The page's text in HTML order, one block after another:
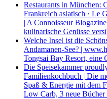
Restaurants in München:
Frankreich asiatisch · Le
| A Connoisseur Blogazine
kulinarische Genüsse
Welche Insel ist die
Andamanen-See? |
Tongsai Bay Resort, eine
Die Speisekammer
Familienkochbuch | Die
Spaß & Energie mit dem
Low Carb, 3 neue Bücher